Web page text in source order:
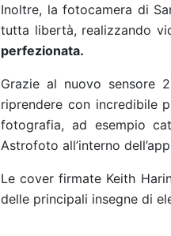
Inoltre, la fotocamera di
tutta libertà, realizzando
perfezionata.
Grazie al nuovo sensore
riprendere con incredibile
fotografia, ad esempio
Astrofoto all’interno
Le cover firmate Keith
delle principali insegne di